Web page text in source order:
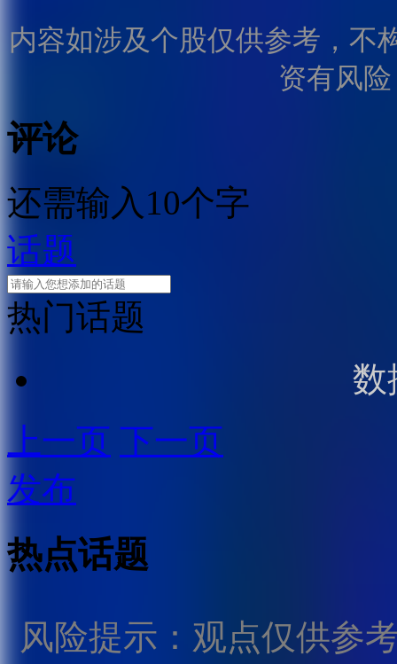
内容如涉及个股仅供参考，不
资有风
评论
还需输入10个字
话题
热门话题
数
上一页 下一页
发布
热点话题
风险提示：观点仅供参